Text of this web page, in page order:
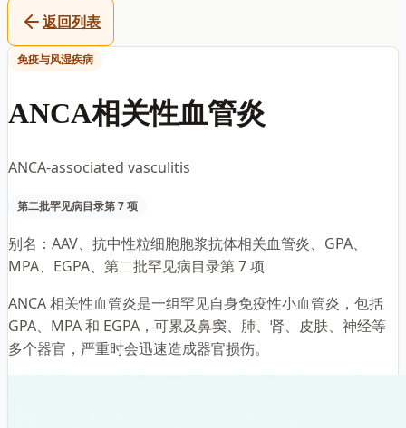
返回列表
免疫与风湿疾病
ANCA相关性血管炎
ANCA-associated vasculitis
第二批罕见病目录第 7 项
别名： AAV、抗中性粒细胞胞浆抗体相关血管炎、GPA、
MPA、EGPA、第二批罕见病目录第 7 项
ANCA 相关性血管炎是一组罕见自身免疫性小血管炎，包括
GPA、MPA 和 EGPA，可累及鼻窦、肺、肾、皮肤、神经等
多个器官，严重时会迅速造成器官损伤。